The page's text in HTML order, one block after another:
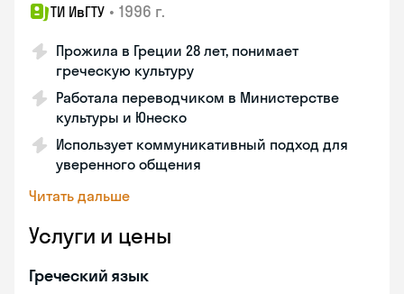
ТИ ИвГТУ • 1996 г.
Прожила в Греции 28 лет, понимает
греческую культуру
Работала переводчиком в Министерстве
культуры и Юнеско
Использует коммуникативный подход для
уверенного общения
Читать дальше
Услуги и цены
Греческий язык